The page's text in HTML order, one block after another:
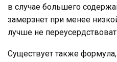
в случае большего
замерзнет при менее
лучше не
Существует также